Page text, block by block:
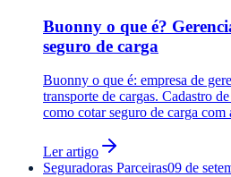
Buonny o que é?
seguro de carga
Buonny o que é: empresa de
transporte de cargas. Cadastro
como cotar seguro de carga com
Ler artigo
Seguradoras Parceiras09 de